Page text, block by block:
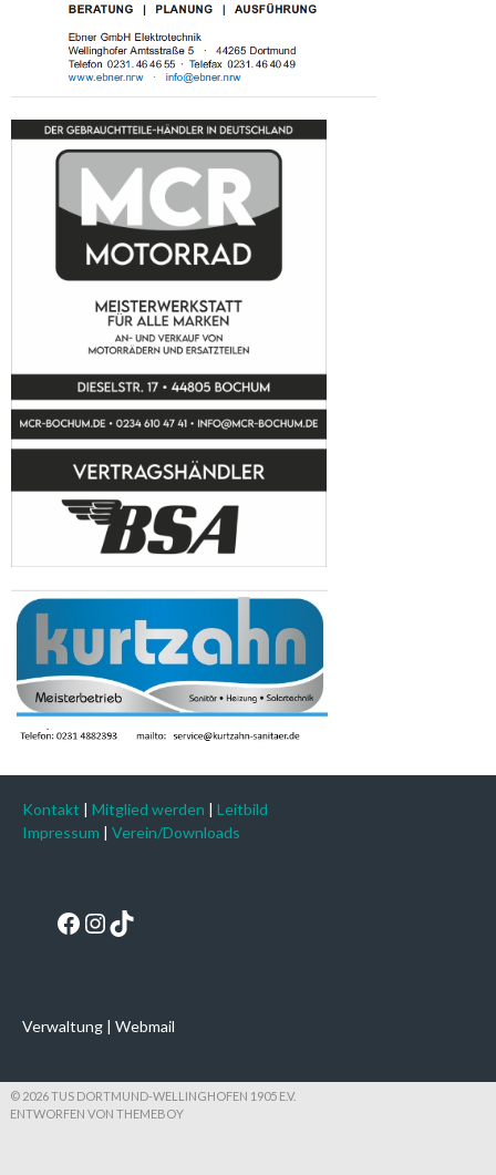
Kontakt | Mitglied werden | Leitbild
Impressum | Verein/Downloads
Facebook
Instagram
TikTok
Verwaltung | Webmail
© 2026 TUS DORTMUND-WELLINGHOFEN 1905 E.V.
ENTWORFEN VON THEMEBOY